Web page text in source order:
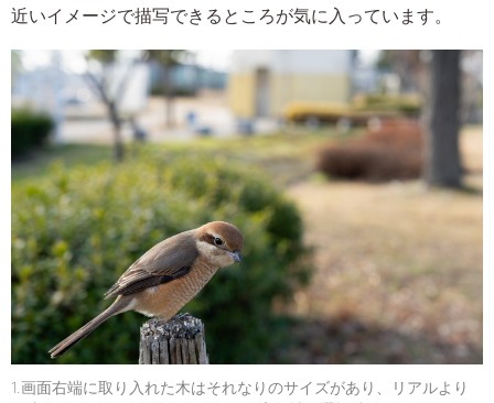
近いイメージで描写できるところが気に入っています。
1.画面右端に取り入れた木はそれなりのサイズがあり、リアルより